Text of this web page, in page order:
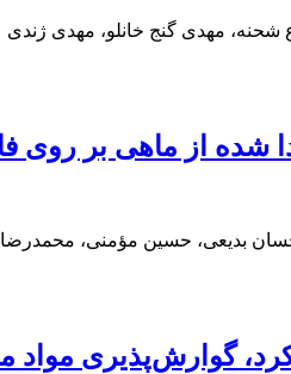
شحنه، مهدی گنج خانلو، مهدی ژندی
شده از ماهی بر روی
بدیعی، حسین مؤمنی،
گوارش‌پذیری